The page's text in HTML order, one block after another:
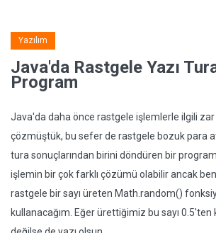
Yazılım
Java'da Rastgele Yazı
Program
Java'da daha önce rastgele işlemlerle ilgili
çözmüştük, bu sefer de rastgele bozuk para
tura sonuçlarından birini döndüren bir
işlemin bir çok farklı çözümü olabilir ancak
rastgele bir sayı üreten Math.random()
kullanacağım. Eğer ürettiğimiz bu sayı